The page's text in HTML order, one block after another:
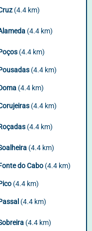
(4.4 km)
(4.4 km)
(4.4 km)
(4.4 km)
(4.4 km)
(4.4 km)
(4.4 km)
(4.4 km)
do Cabo (4.4 km)
(4.4 km)
(4.4 km)
(4.4 km)